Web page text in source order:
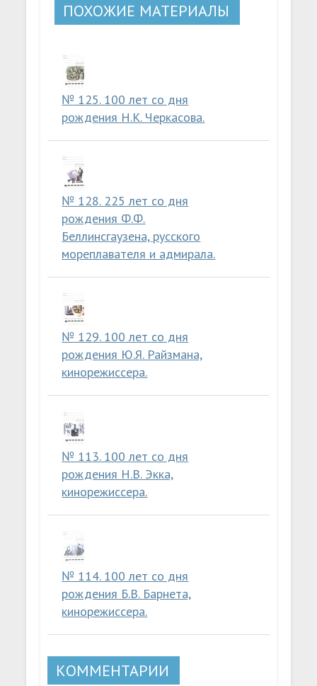
ПОХОЖИЕ МАТЕРИАЛЫ
№ 125. 100 лет со дня
рождения Н.К. Черкасова.
№ 128. 225 лет со дня
рождения Ф.Ф.
Беллинсгаузена, русского
мореплавателя и адмирала.
№ 129. 100 лет со дня
рождения Ю.Я. Райзмана,
кинорежиссера.
№ 113. 100 лет со дня
рождения Н.В. Экка,
кинорежиссера.
№ 114. 100 лет со дня
рождения Б.В. Барнета,
кинорежиссера.
КОММЕНТАРИИ